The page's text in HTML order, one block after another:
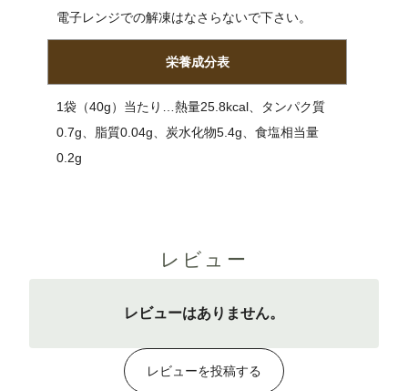
電子レンジでの解凍はなさらないで下さい。
栄養成分表
1袋（40g）当たり…熱量25.8kcal、タンパク質
0.7g、脂質0.04g、炭水化物5.4g、食塩相当量
0.2g
レビュー
レビューはありません。
レビューを投稿する